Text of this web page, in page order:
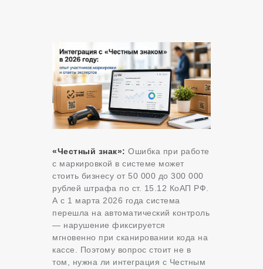
«Честный знак»: Ошибка при работе
с маркировкой в системе может
стоить бизнесу от 50 000 до 300 000
рублей штрафа по ст. 15.12 КоАП РФ.
А с 1 марта 2026 года система
перешла на автоматический контроль
— нарушение фиксируется
мгновенно при сканировании кода на
кассе. Поэтому вопрос стоит не в
том, нужна ли интеграция с Честным